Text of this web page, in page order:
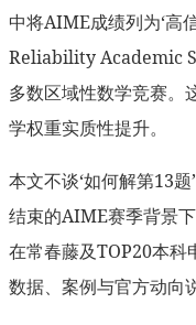
中将AIME成绩列为‘高
Reliability Academic
多数区域性数学竞赛。
学权重实质性提升。
本文不谈‘如何解第13
结束的AIME赛季背景
在常春藤及TOP20本科
数据、案例与官方动向